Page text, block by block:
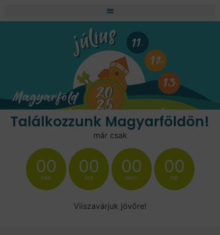
Találkozzunk Magyarföldön!
már csak
00
nap
00
óra
00
perc
00
mp
Viiszavárjuk jövőre!